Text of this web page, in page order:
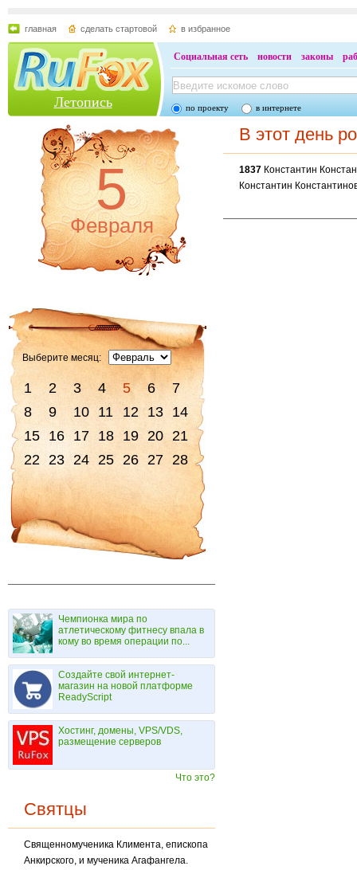
главная сделать стартовой в избранное
Летопись
Социальная сеть новости законы
по проекту в интернете
5
Февраля
Выберите месяц:
1 2 3 4 5 6
7
8
9 10 11 12 13 14
15 16 17 18 19 20 21
22 23 24 25 26 27 28
Чемпионка мира по
атлетическому фитнесу впала в
кому во время операции по...
Создайте свой интернет-
магазин на новой платформе
ReadyScript
Хостинг, домены, VPS/VDS,
размещение серверов
Что это?
Святцы
Священномученика Климента, епископа
Анкирского, и мученика Агафангела.
В этот день
1837 Константин
Константин